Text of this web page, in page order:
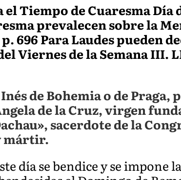
Tiempo de Cuaresma Día
prevalecen sobre la
696 Para Laudes pueden
Viernes de la Semana III.
Inés de Bohemia o de Praga,
de la Cruz, virgen
sacerdote de la
mártir.
día se bendice y se impone